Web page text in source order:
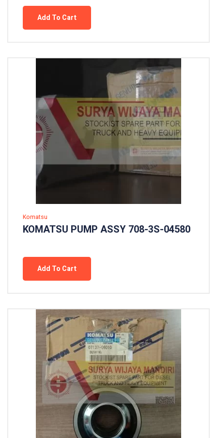
Add To Cart
Komatsu
KOMATSU PUMP ASSY 708-3S-04580
Add To Cart